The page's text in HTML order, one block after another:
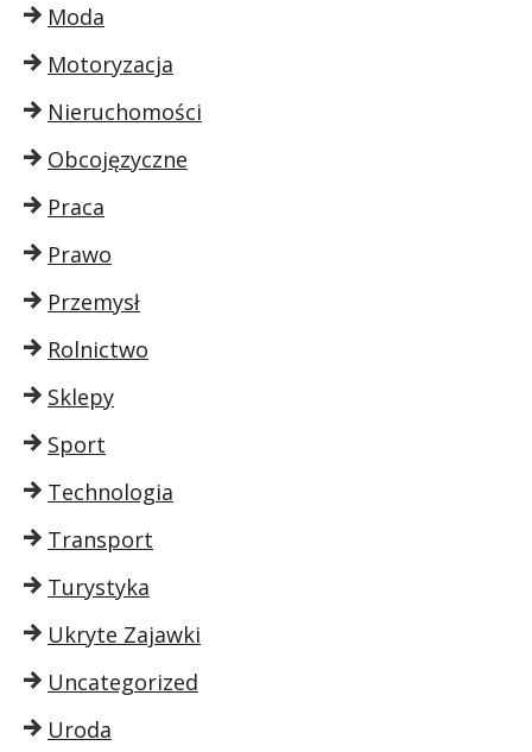
Moda
Motoryzacja
Nieruchomości
Obcojęzyczne
Praca
Prawo
Przemysł
Rolnictwo
Sklepy
Sport
Technologia
Transport
Turystyka
Ukryte Zajawki
Uncategorized
Uroda